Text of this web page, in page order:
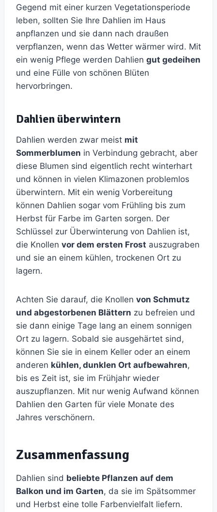
Gegend mit einer kurzen Vegetationsperiode
leben, sollten Sie Ihre Dahlien im Haus
anpflanzen und sie dann nach draußen
verpflanzen, wenn das Wetter wärmer wird. Mit
ein wenig Pflege werden Dahlien gut gedeihen
und eine Fülle von schönen Blüten
hervorbringen.
Dahlien überwintern
Dahlien werden zwar meist mit
Sommerblumen in Verbindung gebracht, aber
diese Blumen sind eigentlich recht winterhart
und können in vielen Klimazonen problemlos
überwintern. Mit ein wenig Vorbereitung
können Dahlien sogar vom Frühling bis zum
Herbst für Farbe im Garten sorgen. Der
Schlüssel zur Überwinterung von Dahlien ist,
die Knollen vor dem ersten Frost auszugraben
und sie an einem kühlen, trockenen Ort zu
lagern.
Achten Sie darauf, die Knollen von Schmutz
und abgestorbenen Blättern zu befreien und
sie dann einige Tage lang an einem sonnigen
Ort zu lagern. Sobald sie ausgehärtet sind,
können Sie sie in einem Keller oder an einem
anderen kühlen, dunklen Ort aufbewahren,
bis es Zeit ist, sie im Frühjahr wieder
auszupflanzen. Mit nur wenig Aufwand können
Dahlien den Garten für viele Monate des
Jahres verschönern.
Zusammenfassung
Dahlien sind beliebte Pflanzen auf dem
Balkon und im Garten, da sie im Spätsommer
und Herbst eine tolle Farbenvielfalt liefern.